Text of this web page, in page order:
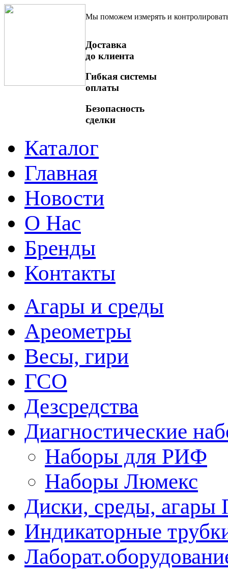
Мы поможем измерять и
Доставка
до клиента
Гибкая системы
оплаты
Безопасность
сделки
Каталог
Главная
Новости
О Нас
Бренды
Контакты
Агары и среды
Ареометры
Весы, гири
ГСО
Дезсредства
Диагностические
Наборы для РИФ
Наборы Люмекс
Диски, среды, агары
Индикаторные